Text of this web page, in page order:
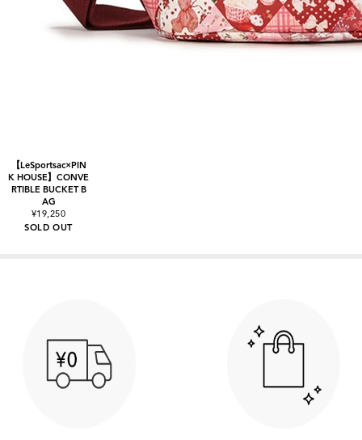
【LeSportsac×PIN
K HOUSE】CONVE
RTIBLE BUCKET B
AG
¥19,250
SOLD OUT